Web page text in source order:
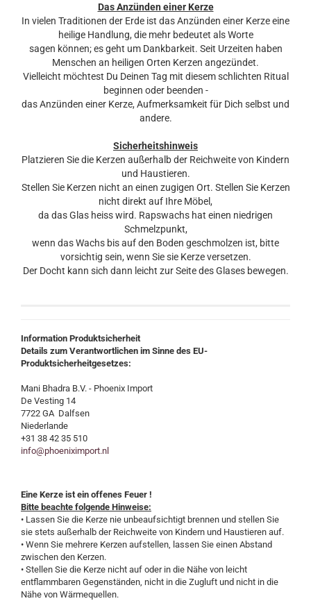
Das Anzünden einer Kerze
In vielen Traditionen der Erde ist das Anzünden einer Kerze eine
heilige Handlung, die mehr bedeutet als Worte
sagen können; es geht um Dankbarkeit. Seit Urzeiten haben
Menschen an heiligen Orten Kerzen angezündet.
Vielleicht möchtest Du Deinen Tag mit diesem schlichten Ritual
beginnen oder beenden -
das Anzünden einer Kerze, Aufmerksamkeit für Dich selbst und
andere.
Sicherheitshinweis
Platzieren Sie die Kerzen außerhalb der Reichweite von Kindern
und Haustieren.
Stellen Sie Kerzen nicht an einen zugigen Ort. Stellen Sie Kerzen
nicht direkt auf Ihre Möbel,
da das Glas heiss wird. Rapswachs hat einen niedrigen
Schmelzpunkt,
wenn das Wachs bis auf den Boden geschmolzen ist, bitte
vorsichtig sein, wenn Sie sie Kerze versetzen.
Der Docht kann sich dann leicht zur Seite des Glases bewegen.
Information Produktsicherheit
Details zum Verantwortlichen im Sinne des EU-
Produktsicherheitgesetzes:
Mani Bhadra B.V. - Phoenix Import
De Vesting 14
7722 GA Dalfsen
Niederlande
+31 38 42 35 510
info@phoeniximport.nl
Eine Kerze ist ein offenes Feuer !
Bitte beachte folgende Hinweise:
• Lassen Sie die Kerze nie unbeaufsichtigt brennen und stellen Sie
sie stets außerhalb der Reichweite von Kindern und Haustieren auf.
• Wenn Sie mehrere Kerzen aufstellen, lassen Sie einen Abstand
zwischen den Kerzen.
• Stellen Sie die Kerze nicht auf oder in die Nähe von leicht
entflammbaren Gegenständen, nicht in die Zugluft und nicht in die
Nähe von Wärmequellen.